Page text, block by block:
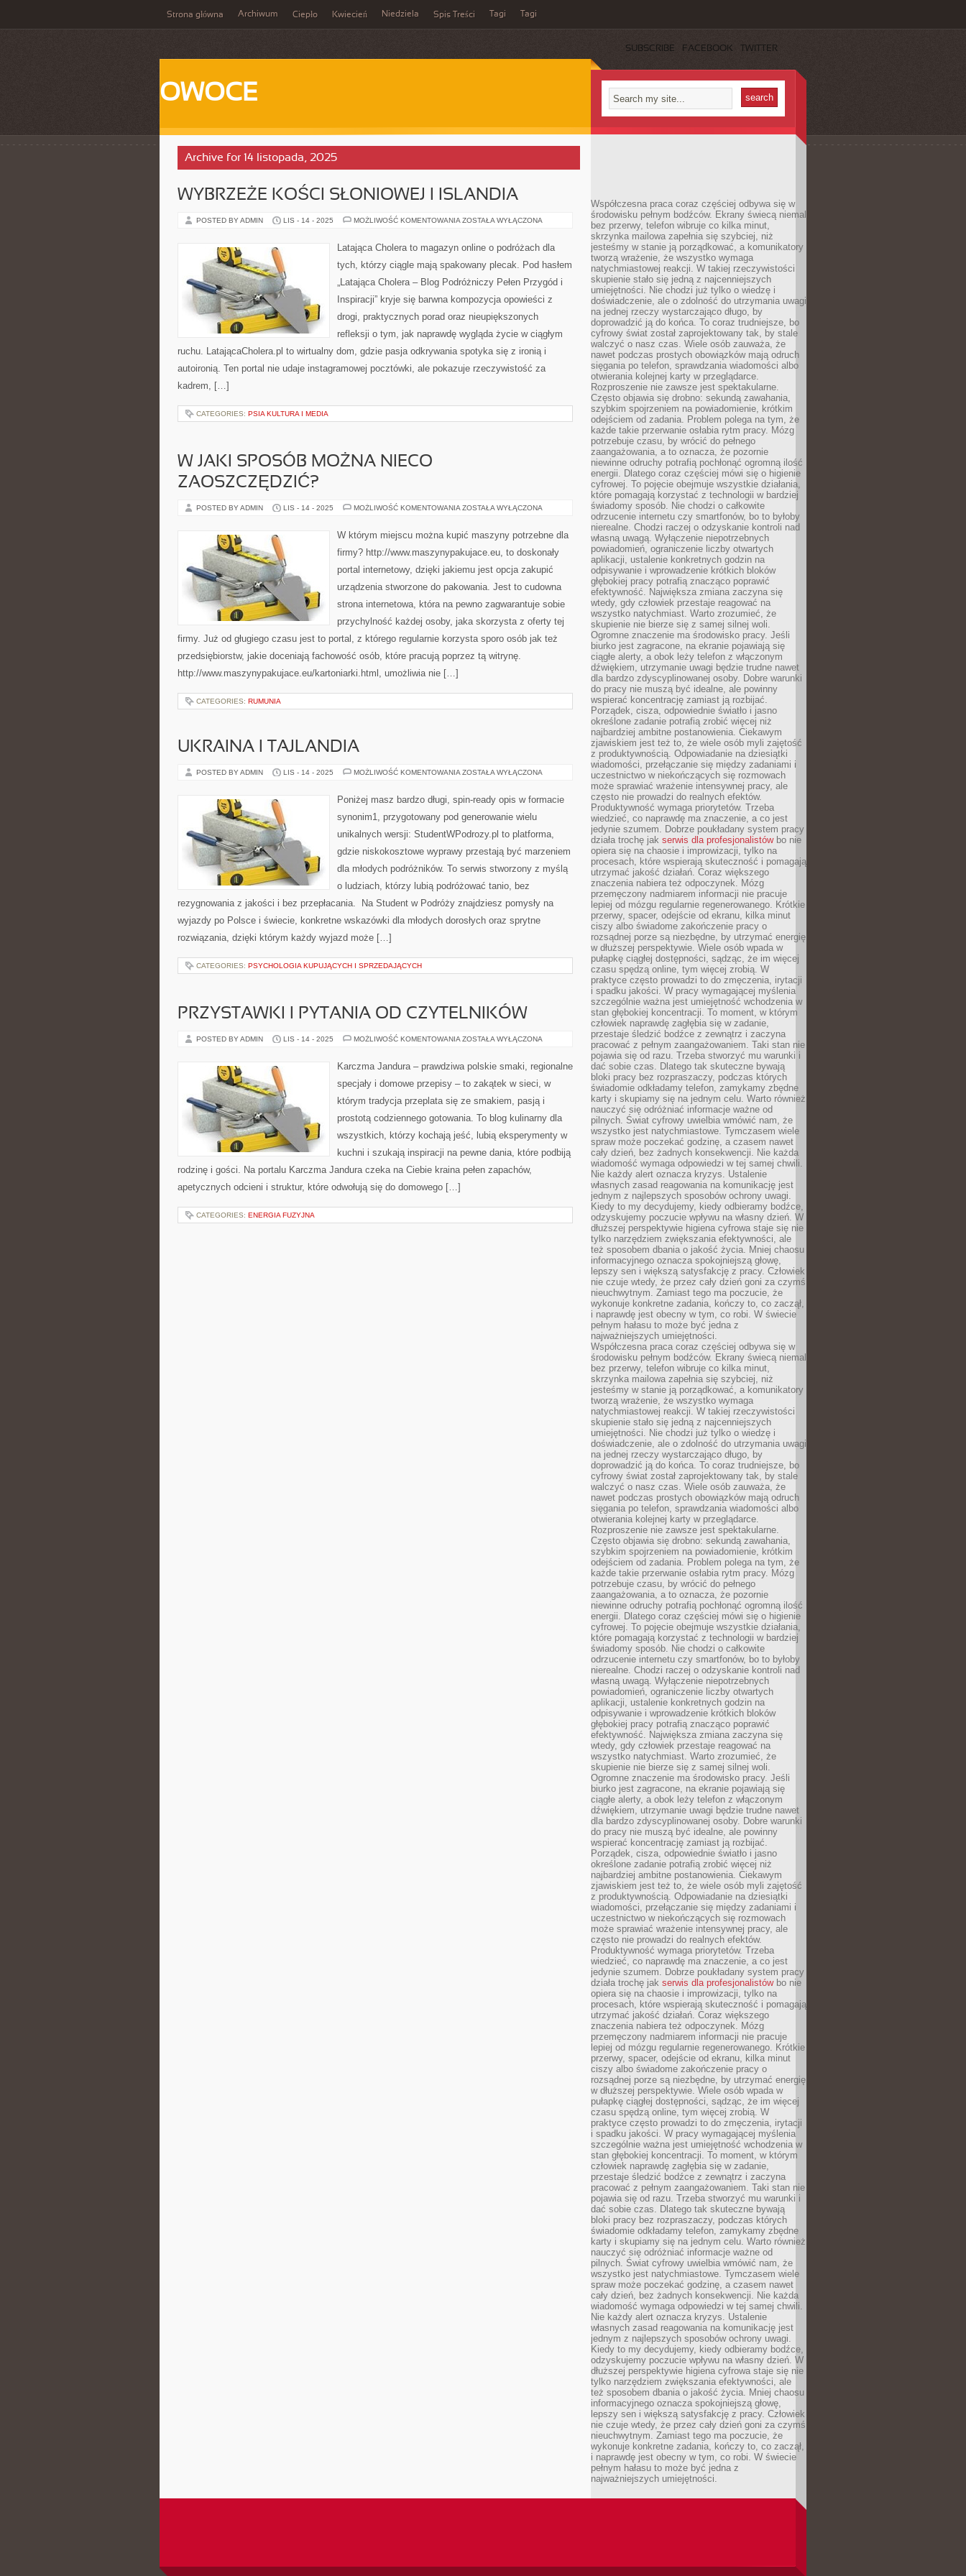
Strona główna Archiwum Ciepło Kwiecień Niedziela Spis Treści Tagi Tagi
SUBSCRIBE FACEBOOK TWITTER
OWOCE
Archive for 14 listopada, 2025
WYBRZEŻE KOŚCI SŁONIOWEJ I ISLANDIA
POSTED BY ADMIN LIS - 14 - 2025 MOŻLIWOŚĆ KOMENTOWANIA WYBRZEŻE
ISLANDIA
ZOSTAŁA WYŁĄCZONA
Latająca Cholera to magazyn online o podróżach dla
tych, którzy ciągle mają spakowany plecak. Pod hasłem
„Latająca Cholera – Blog Podróżniczy Pełen Przygód i
Inspiracji” kryje się barwna kompozycja opowieści z
drogi, praktycznych porad oraz nieupiększonych
refleksji o tym, jak naprawdę wygląda życie w ciągłym
ruchu. LatającaCholera.pl to wirtualny dom, gdzie pasja odkrywania spotyka się z ironią i
autoironią. Ten portal nie udaje instagramowej pocztówki, ale pokazuje rzeczywistość za
kadrem, […]
CATEGORIES: PSIA KULTURA I MEDIA
W JAKI SPOSÓB MOŻNA NIECO
ZAOSZCZĘDZIĆ?
POSTED BY ADMIN LIS - 14 - 2025 MOŻLIWOŚĆ KOMENTOWANIA W
MOŻNA
NIECO
ZOSTAŁA WYŁĄCZONA
W którym miejscu można kupić maszyny potrzebne dla
firmy? http://www.maszynypakujace.eu, to doskonały
portal internetowy, dzięki jakiemu jest opcja zakupić
urządzenia stworzone do pakowania. Jest to cudowna
strona internetowa, która na pewno zagwarantuje sobie
przychylność każdej osoby, jaka skorzysta z oferty tej
firmy. Już od gługiego czasu jest to portal, z którego regularnie korzysta sporo osób jak też
przedsiębiorstw, jakie doceniają fachowość osób, które pracują poprzez tą witrynę.
http://www.maszynypakujace.eu/kartoniarki.html, umożliwia nie […]
CATEGORIES: RUMUNIA
UKRAINA I TAJLANDIA
POSTED BY ADMIN LIS - 14 - 2025 MOŻLIWOŚĆ KOMENTOWANIA UKRAINA
ZOSTAŁA WYŁĄCZONA
Poniżej masz bardzo długi, spin-ready opis w formacie
synonim1, przygotowany pod generowanie wielu
unikalnych wersji: StudentWPodrozy.pl to platforma,
gdzie niskokosztowe wyprawy przestają być marzeniem
dla młodych podróżników. To serwis stworzony z myślą
o ludziach, którzy lubią podróżować tanio, bez
rezygnowania z jakości i bez przepłacania. Na Student w Podróży znajdziesz pomysły na
wyjazdy po Polsce i świecie, konkretne wskazówki dla młodych dorosłych oraz sprytne
rozwiązania, dzięki którym każdy wyjazd może […]
CATEGORIES: PSYCHOLOGIA KUPUJĄCYCH I SPRZEDAJĄCYCH
PRZYSTAWKI I PYTANIA OD CZYTELNIKÓW
POSTED BY ADMIN LIS - 14 - 2025 MOŻLIWOŚĆ KOMENTOWANIA PRZYSTAWKI
CZYTELNIKÓW
ZOSTAŁA WYŁĄCZONA
Karczma Jandura – prawdziwa polskie smaki, regionalne
specjały i domowe przepisy – to zakątek w sieci, w
którym tradycja przeplata się ze smakiem, pasją i
prostotą codziennego gotowania. To blog kulinarny dla
wszystkich, którzy kochają jeść, lubią eksperymenty w
kuchni i szukają inspiracji na pewne dania, które podbiją
rodzinę i gości. Na portalu Karczma Jandura czeka na Ciebie kraina pełen zapachów,
apetycznych odcieni i struktur, które odwołują się do domowego […]
CATEGORIES: ENERGIA FUZYJNA
Współczesna praca coraz częściej odbywa się w
środowisku pełnym bodźców. Ekrany świecą niemal
bez przerwy, telefon wibruje co kilka minut,
skrzynka mailowa zapełnia się szybciej, niż
jesteśmy w stanie ją porządkować, a komunikatory
tworzą wrażenie, że wszystko wymaga
natychmiastowej reakcji. W takiej rzeczywistości
skupienie stało się jedną z najcenniejszych
umiejętności. Nie chodzi już tylko o wiedzę i
doświadczenie, ale o zdolność do utrzymania uwagi
na jednej rzeczy wystarczająco długo, by
doprowadzić ją do końca. To coraz trudniejsze, bo
cyfrowy świat został zaprojektowany tak, by stale
walczyć o nasz czas. Wiele osób zauważa, że
nawet podczas prostych obowiązków mają odruch
sięgania po telefon, sprawdzania wiadomości albo
otwierania kolejnej karty w przeglądarce.
Rozproszenie nie zawsze jest spektakularne.
Często objawia się drobno: sekundą zawahania,
szybkim spojrzeniem na powiadomienie, krótkim
odejściem od zadania. Problem polega na tym, że
każde takie przerwanie osłabia rytm pracy. Mózg
potrzebuje czasu, by wrócić do pełnego
zaangażowania, a to oznacza, że pozornie
niewinne odruchy potrafią pochłonąć ogromną ilość
energii. Dlatego coraz częściej mówi się o higienie
cyfrowej. To pojęcie obejmuje wszystkie działania,
które pomagają korzystać z technologii w bardziej
świadomy sposób. Nie chodzi o całkowite
odrzucenie internetu czy smartfonów, bo to byłoby
nierealne. Chodzi raczej o odzyskanie kontroli nad
własną uwagą. Wyłączenie niepotrzebnych
powiadomień, ograniczenie liczby otwartych
aplikacji, ustalenie konkretnych godzin na
odpisywanie i wprowadzenie krótkich bloków
głębokiej pracy potrafią znacząco poprawić
efektywność. Największa zmiana zaczyna się
wtedy, gdy człowiek przestaje reagować na
wszystko natychmiast. Warto zrozumieć, że
skupienie nie bierze się z samej silnej woli.
Ogromne znaczenie ma środowisko pracy. Jeśli
biurko jest zagracone, na ekranie pojawiają się
ciągłe alerty, a obok leży telefon z włączonym
dźwiękiem, utrzymanie uwagi będzie trudne nawet
dla bardzo zdyscyplinowanej osoby. Dobre warunki
do pracy nie muszą być idealne, ale powinny
wspierać koncentrację zamiast ją rozbijać.
Porządek, cisza, odpowiednie światło i jasno
określone zadanie potrafią zrobić więcej niż
najbardziej ambitne postanowienia. Ciekawym
zjawiskiem jest też to, że wiele osób myli zajętość
z produktywnością. Odpowiadanie na dziesiątki
wiadomości, przełączanie się między zadaniami i
uczestnictwo w niekończących się rozmowach
może sprawiać wrażenie intensywnej pracy, ale
często nie prowadzi do realnych efektów.
Produktywność wymaga priorytetów. Trzeba
wiedzieć, co naprawdę ma znaczenie, a co jest
jedynie szumem. Dobrze poukładany system pracy
działa trochę jak serwis dla profesjonalistówbo nie
opiera się na chaosie i improwizacji, tylko na
procesach, które wspierają skuteczność i pomagają
utrzymać jakość działań. Coraz większego
znaczenia nabiera też odpoczynek. Mózg
przemęczony nadmiarem informacji nie pracuje
lepiej od mózgu regularnie regenerowanego. Krótkie
przerwy, spacer, odejście od ekranu, kilka minut
ciszy albo świadome zakończenie pracy o
rozsądnej porze są niezbędne, by utrzymać energię
w dłuższej perspektywie. Wiele osób wpada w
pułapkę ciągłej dostępności, sądząc, że im więcej
czasu spędzą online, tym więcej zrobią. W
praktyce często prowadzi to do zmęczenia, irytacji
i spadku jakości. W pracy wymagającej myślenia
szczególnie ważna jest umiejętność wchodzenia w
stan głębokiej koncentracji. To moment, w którym
człowiek naprawdę zagłębia się w zadanie,
przestaje śledzić bodźce z zewnątrz i zaczyna
pracować z pełnym zaangażowaniem. Taki stan nie
pojawia się od razu. Trzeba stworzyć mu warunki i
dać sobie czas. Dlatego tak skuteczne bywają
bloki pracy bez rozpraszaczy, podczas których
świadomie odkładamy telefon, zamykamy zbędne
karty i skupiamy się na jednym celu. Warto również
nauczyć się odróżniać informacje ważne od
pilnych. Świat cyfrowy uwielbia wmówić nam, że
wszystko jest natychmiastowe. Tymczasem wiele
spraw może poczekać godzinę, a czasem nawet
cały dzień, bez żadnych konsekwencji. Nie każda
wiadomość wymaga odpowiedzi w tej samej chwili.
Nie każdy alert oznacza kryzys. Ustalenie
własnych zasad reagowania na komunikację jest
jednym z najlepszych sposobów ochrony uwagi.
Kiedy to my decydujemy, kiedy odbieramy bodźce,
odzyskujemy poczucie wpływu na własny dzień. W
dłuższej perspektywie higiena cyfrowa staje się nie
tylko narzędziem zwiększania efektywności, ale
też sposobem dbania o jakość życia. Mniej chaosu
informacyjnego oznacza spokojniejszą głowę,
lepszy sen i większą satysfakcję z pracy. Człowiek
nie czuje wtedy, że przez cały dzień goni za czymś
nieuchwytnym. Zamiast tego ma poczucie, że
wykonuje konkretne zadania, kończy to, co zaczął,
i naprawdę jest obecny w tym, co robi. W świecie
pełnym hałasu to może być jedna z
najważniejszych umiejętności.
Współczesna praca coraz częściej odbywa się w
środowisku pełnym bodźców. Ekrany świecą niemal
bez przerwy, telefon wibruje co kilka minut,
skrzynka mailowa zapełnia się szybciej, niż
jesteśmy w stanie ją porządkować, a komunikatory
tworzą wrażenie, że wszystko wymaga
natychmiastowej reakcji. W takiej rzeczywistości
skupienie stało się jedną z najcenniejszych
umiejętności. Nie chodzi już tylko o wiedzę i
doświadczenie, ale o zdolność do utrzymania uwagi
na jednej rzeczy wystarczająco długo, by
doprowadzić ją do końca. To coraz trudniejsze, bo
cyfrowy świat został zaprojektowany tak, by stale
walczyć o nasz czas. Wiele osób zauważa, że
nawet podczas prostych obowiązków mają odruch
sięgania po telefon, sprawdzania wiadomości albo
otwierania kolejnej karty w przeglądarce.
Rozproszenie nie zawsze jest spektakularne.
Często objawia się drobno: sekundą zawahania,
szybkim spojrzeniem na powiadomienie, krótkim
odejściem od zadania. Problem polega na tym, że
każde takie przerwanie osłabia rytm pracy. Mózg
potrzebuje czasu, by wrócić do pełnego
zaangażowania, a to oznacza, że pozornie
niewinne odruchy potrafią pochłonąć ogromną ilość
energii. Dlatego coraz częściej mówi się o higienie
cyfrowej. To pojęcie obejmuje wszystkie działania,
które pomagają korzystać z technologii w bardziej
świadomy sposób. Nie chodzi o całkowite
odrzucenie internetu czy smartfonów, bo to byłoby
nierealne. Chodzi raczej o odzyskanie kontroli nad
własną uwagą. Wyłączenie niepotrzebnych
powiadomień, ograniczenie liczby otwartych
aplikacji, ustalenie konkretnych godzin na
odpisywanie i wprowadzenie krótkich bloków
głębokiej pracy potrafią znacząco poprawić
efektywność. Największa zmiana zaczyna się
wtedy, gdy człowiek przestaje reagować na
wszystko natychmiast. Warto zrozumieć, że
skupienie nie bierze się z samej silnej woli.
Ogromne znaczenie ma środowisko pracy. Jeśli
biurko jest zagracone, na ekranie pojawiają się
ciągłe alerty, a obok leży telefon z włączonym
dźwiękiem, utrzymanie uwagi będzie trudne nawet
dla bardzo zdyscyplinowanej osoby. Dobre warunki
do pracy nie muszą być idealne, ale powinny
wspierać koncentrację zamiast ją rozbijać.
Porządek, cisza, odpowiednie światło i jasno
określone zadanie potrafią zrobić więcej niż
najbardziej ambitne postanowienia. Ciekawym
zjawiskiem jest też to, że wiele osób myli zajętość
z produktywnością. Odpowiadanie na dziesiątki
wiadomości, przełączanie się między zadaniami i
uczestnictwo w niekończących się rozmowach
może sprawiać wrażenie intensywnej pracy, ale
często nie prowadzi do realnych efektów.
Produktywność wymaga priorytetów. Trzeba
wiedzieć, co naprawdę ma znaczenie, a co jest
jedynie szumem. Dobrze poukładany system pracy
działa trochę jak serwis dla profesjonalistówbo nie
opiera się na chaosie i improwizacji, tylko na
procesach, które wspierają skuteczność i pomagają
utrzymać jakość działań. Coraz większego
znaczenia nabiera też odpoczynek. Mózg
przemęczony nadmiarem informacji nie pracuje
lepiej od mózgu regularnie regenerowanego. Krótkie
przerwy, spacer, odejście od ekranu, kilka minut
ciszy albo świadome zakończenie pracy o
rozsądnej porze są niezbędne, by utrzymać energię
w dłuższej perspektywie. Wiele osób wpada w
pułapkę ciągłej dostępności, sądząc, że im więcej
czasu spędzą online, tym więcej zrobią. W
praktyce często prowadzi to do zmęczenia, irytacji
i spadku jakości. W pracy wymagającej myślenia
szczególnie ważna jest umiejętność wchodzenia w
stan głębokiej koncentracji. To moment, w którym
człowiek naprawdę zagłębia się w zadanie,
przestaje śledzić bodźce z zewnątrz i zaczyna
pracować z pełnym zaangażowaniem. Taki stan nie
pojawia się od razu. Trzeba stworzyć mu warunki i
dać sobie czas. Dlatego tak skuteczne bywają
bloki pracy bez rozpraszaczy, podczas których
świadomie odkładamy telefon, zamykamy zbędne
karty i skupiamy się na jednym celu. Warto również
nauczyć się odróżniać informacje ważne od
pilnych. Świat cyfrowy uwielbia wmówić nam, że
wszystko jest natychmiastowe. Tymczasem wiele
spraw może poczekać godzinę, a czasem nawet
cały dzień, bez żadnych konsekwencji. Nie każda
wiadomość wymaga odpowiedzi w tej samej chwili.
Nie każdy alert oznacza kryzys. Ustalenie
własnych zasad reagowania na komunikację jest
jednym z najlepszych sposobów ochrony uwagi.
Kiedy to my decydujemy, kiedy odbieramy bodźce,
odzyskujemy poczucie wpływu na własny dzień. W
dłuższej perspektywie higiena cyfrowa staje się nie
tylko narzędziem zwiększania efektywności, ale
też sposobem dbania o jakość życia. Mniej chaosu
informacyjnego oznacza spokojniejszą głowę,
lepszy sen i większą satysfakcję z pracy. Człowiek
nie czuje wtedy, że przez cały dzień goni za czymś
nieuchwytnym. Zamiast tego ma poczucie, że
wykonuje konkretne zadania, kończy to, co zaczął,
i naprawdę jest obecny w tym, co robi. W świecie
pełnym hałasu to może być jedna z
najważniejszych umiejętności.